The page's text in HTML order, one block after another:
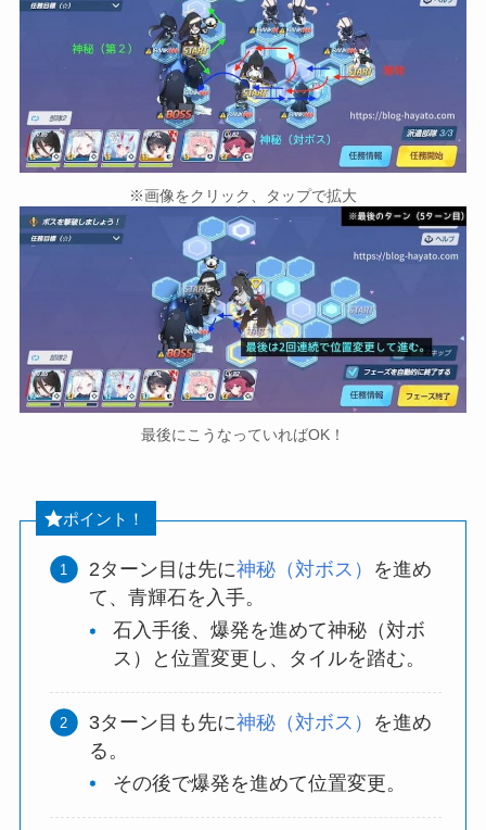
※画像をクリック、タップで拡大
最後にこうなっていればOK！
ポイント！
2ターン目は先に神秘（対ボス）
を進め
て、青輝石を入手。
石入手後、爆発を進めて神秘（対ボ
ス）と位置変更し、タイルを踏む。
3ターン目も先に神秘（対ボス）
を進め
る。
その後で爆発を進めて位置変更。